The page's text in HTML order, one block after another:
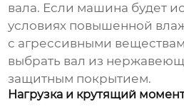
вала. Если машина будет
условиях повышенной
с агрессивными
выбрать вал из
защитным покрытием.
Нагрузка и крутящий